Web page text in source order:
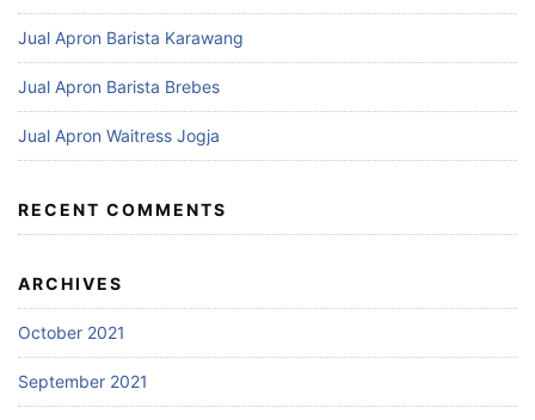
Jual Apron Barista Karawang
Jual Apron Barista Brebes
Jual Apron Waitress Jogja
RECENT COMMENTS
ARCHIVES
October 2021
September 2021